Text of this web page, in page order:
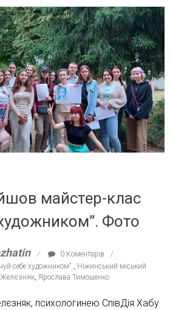
майстер-клас
Фото
0 Коментарів
себе художником"., Ніжинський міський
Желєзняк, Ярослава Тимошенко
психологинею СпівДія Хабу